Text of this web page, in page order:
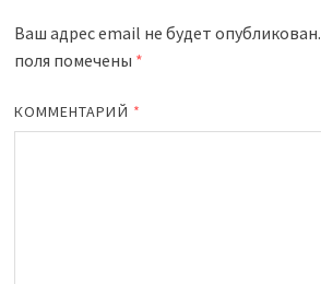
Ваш адрес email не будет опубликован.
поля помечены *
КОММЕНТАРИЙ *